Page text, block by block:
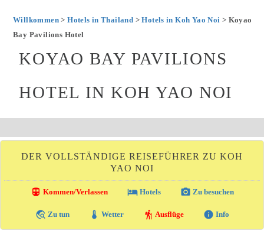
Willkommen>Hotels in Thailand >Hotels in Koh Yao Noi > Koyao
Bay Pavilions Hotel
KOYAO BAY PAVILIONS
HOTEL IN KOH YAO NOI
DER VOLLSTÄNDIGE REISEFÜHRER ZU KOH
YAO NOI
directions_transit Kommen/Verlassen local_hotelHotels photo_camera Zu besuchen
travel_explore Zu tun thermostat Wetter hiking Ausflüge info Info